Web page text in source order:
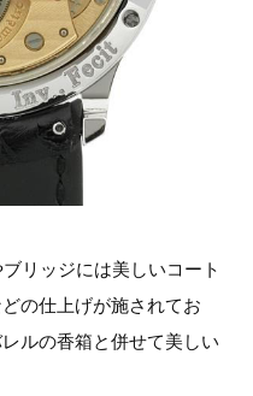
リッジには美しいコート
の仕上げが施されてお
ルの香箱と併せて美しい